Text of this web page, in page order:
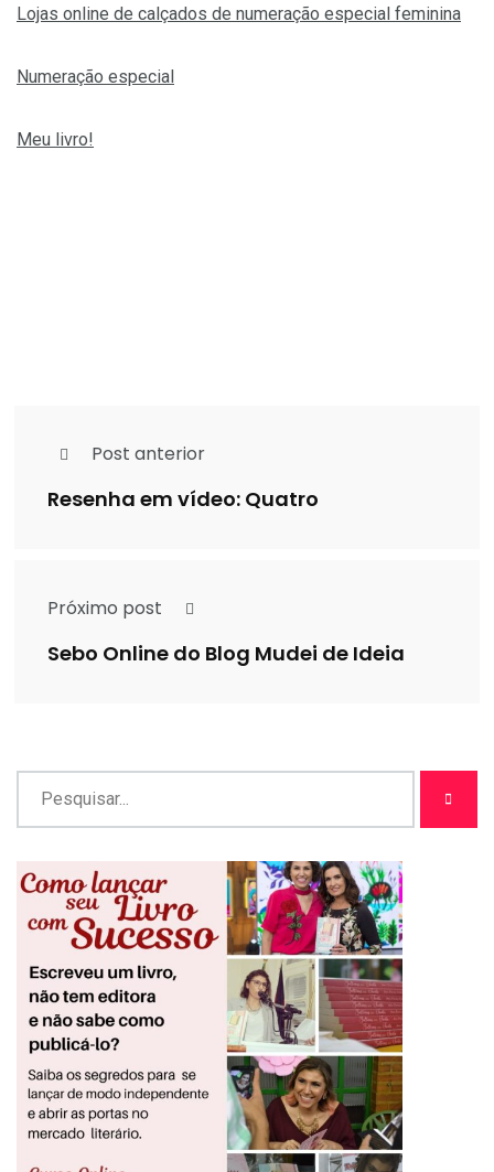
Lojas online de calçados de numeração especial feminina
Numeração especial
Meu livro!
Post anterior
Resenha em vídeo: Quatro
Próximo post
Sebo Online do Blog Mudei de Ideia